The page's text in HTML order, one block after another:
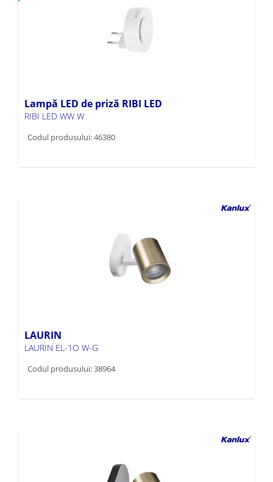
Lampă LED de priză RIBI LED
RIBI LED WW W
Codul produsului: 46380
LAURIN
LAURIN EL-1O W-G
Codul produsului: 38964